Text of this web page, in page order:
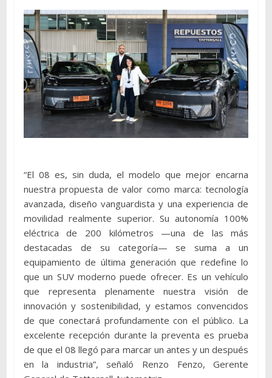
“El 08 es, sin duda, el modelo que mejor encarna
nuestra propuesta de valor como marca: tecnología
avanzada, diseño vanguardista y una experiencia de
movilidad realmente superior. Su autonomía 100%
eléctrica de 200 kilómetros —una de las más
destacadas de su categoría— se suma a un
equipamiento de última generación que redefine lo
que un SUV moderno puede ofrecer. Es un vehículo
que representa plenamente nuestra visión de
innovación y sostenibilidad, y estamos convencidos
de que conectará profundamente con el público. La
excelente recepción durante la preventa es prueba
de que el 08 llegó para marcar un antes y un después
en la industria”, señaló Renzo Fenzo, Gerente